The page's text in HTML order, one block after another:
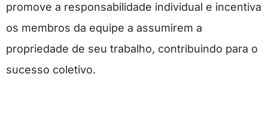
promove a responsabilidade individual e incentiva
os membros da equipe a assumirem a
propriedade de seu trabalho, contribuindo para o
sucesso coletivo.